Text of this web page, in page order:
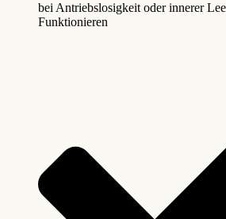
bei Antriebslosigkeit oder innerer
Funktionieren